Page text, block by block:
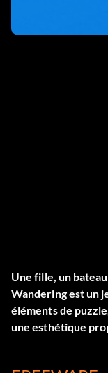
Une fille, un
Wandering est un
éléments de
une esthétique